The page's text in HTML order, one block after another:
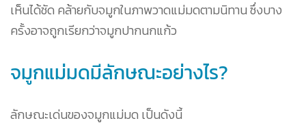
เห็นได้ชัด คล้ายกับจมูกในภาพวาดแม่มดตามนิทาน ซึ่งบาง
ครั้งอาจถูกเรียกว่าจมูกปากนกแก้ว
จมูกแม่มดมีลักษณะอย่างไร?
ลักษณะเด่นของจมูกแม่มด เป็นดังนี้